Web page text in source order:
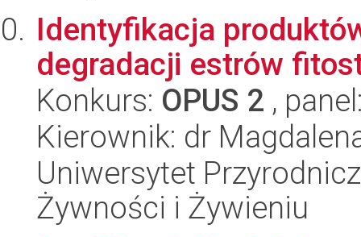
Identyfikacja
degradacji estrów
Konkurs: OPUS 2 ,
Kierownik: dr
Uniwersytet
Żywności i Żywieniu